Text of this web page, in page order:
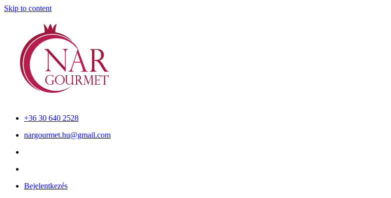
Skip to content
+36 30 640 2528
nargourmet.hu@gmail.com
Bejelentkezés